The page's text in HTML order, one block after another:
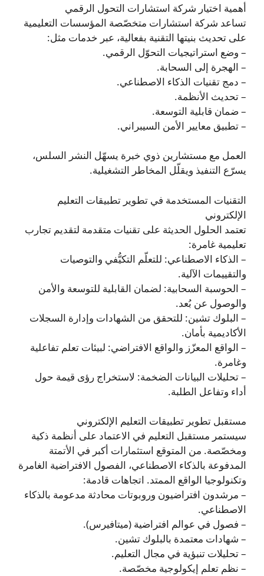
أهمية اختيار شركة استشارات التحول الرقمي
تساعد شركة استشارات متخصّصة المؤسسات التعليمية
على تحديث بنيتها التقنية بفعالية، عبر خدمات مثل:
– وضع استراتيجيات التحوّل الرقمي.
– الهجرة إلى السحابة.
– دمج تقنيات الذكاء الاصطناعي.
– تحديث الأنظمة.
– ضمان قابلية التوسعة.
– تطبيق معايير الأمن السيبراني.
العمل مع مستشارين ذوي خبرة يسهّل النشر السلس،
يسرّع التنفيذ ويقلّل المخاطر التشغيلية.
التقنيات المستخدمة في تطوير تطبيقات التعليم
الإلكتروني
تعتمد الحلول الحديثة على تقنيات متقدمة لتقديم تجارب
تعليمية غامرة:
– الذكاء الاصطناعي: للتعلّم التكيُّفي والتوصيات
والتقييمات الآلية.
– الحوسبة السحابية: لضمان القابلية للتوسعة والأمن
والوصول عن بُعد.
– البلوك تشين: للتحقق من الشهادات وإدارة السجلات
الأكاديمية بأمان.
– الواقع المعزّز والواقع الافتراضي: لبيئات تعلم تفاعلية
وغامرة.
– تحليلات البيانات الضخمة: لاستخراج رؤى قيمة حول
أداء وتفاعل الطلبة.
مستقبل تطوير تطبيقات التعليم الإلكتروني
سيستمر مستقبل التعليم في الاعتماد على أنظمة ذكية
ومخصّصة. من المتوقع استثمارات أكبر في الأتمتة
المدفوعة بالذكاء الاصطناعي، الفصول الافتراضية الغامرة
وتكنولوجيا الواقع الممتد. اتجاهات قادمة:
– مرشدون افتراضيون وروبوتات محادثة مدعومة بالذكاء
الاصطناعي.
– فصول في عوالم افتراضية (ميتافيرس).
– شهادات معتمدة بالبلوك تشين.
– تحليلات تنبؤية في مجال التعليم.
– نظم تعلم إيكولوجية مخصّصة.